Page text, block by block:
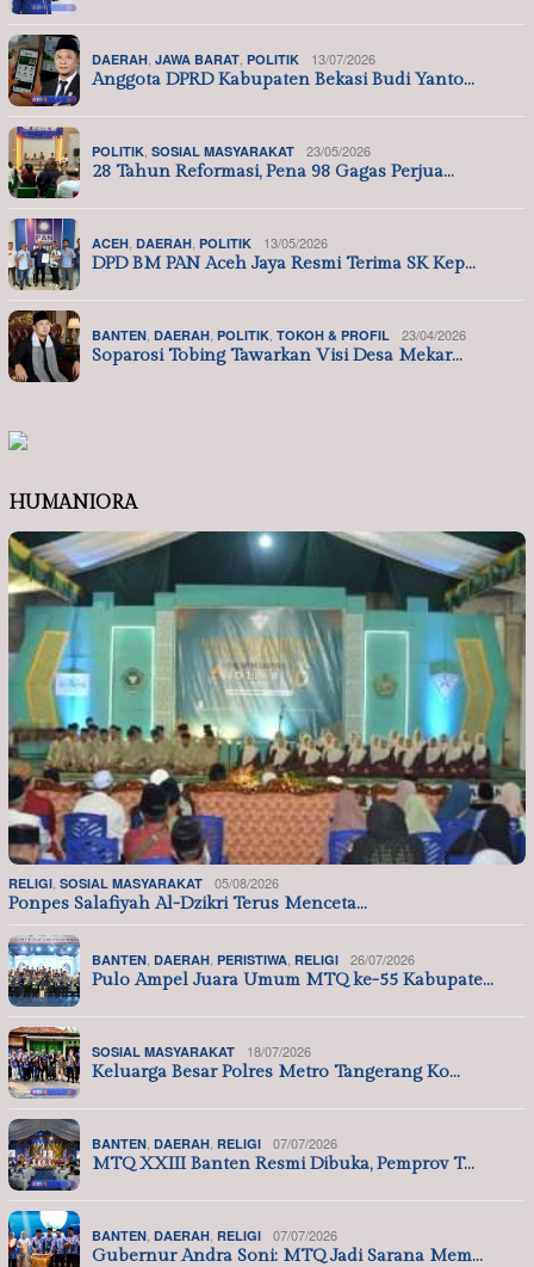
DAERAH JAWA BARAT POLITIK 13/07/2026
Anggota DPRD Kabupaten Bekasi Budi Yanto…
POLITIK SOSIAL MASYARAKAT 23/05/2026
28 Tahun Reformasi, Pena 98 Gagas Perjua…
ACEH DAERAH POLITIK 13/05/2026
DPD BM PAN Aceh Jaya Resmi Terima SK Kep…
BANTEN DAERAH POLITIK TOKOH & PROFIL 23/04/2026
Soparosi Tobing Tawarkan Visi Desa Mekar…
HUMANIORA
RELIGI SOSIAL MASYARAKAT 05/08/2026
Ponpes Salafiyah Al-Dzikri Terus Menceta…
BANTEN DAERAH PERISTIWA RELIGI 26/07/2026
Pulo Ampel Juara Umum MTQ ke-55 Kabupate…
SOSIAL MASYARAKAT 18/07/2026
Keluarga Besar Polres Metro Tangerang Ko…
BANTEN DAERAH RELIGI 07/07/2026
MTQ XXIII Banten Resmi Dibuka, Pemprov T…
BANTEN DAERAH RELIGI 07/07/2026
Gubernur Andra Soni: MTQ Jadi Sarana Mem…